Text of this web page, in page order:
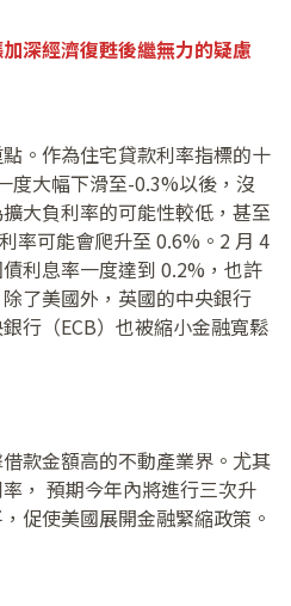
深經濟復甦後繼無力的疑慮
。作為住宅貸款利率指標的十
度大幅下滑至-0.3%以後，沒
大負利率的可能性較低，甚至
率可能會爬升至 0.6%。2 月 4
利息率一度達到 0.2%，也許
了美國外，英國的中央銀行
行（ECB）也被縮小金融寬鬆
款金額高的不動產業界。尤其
， 預期今年內將進行三次升
促使美國展開金融緊縮政策。